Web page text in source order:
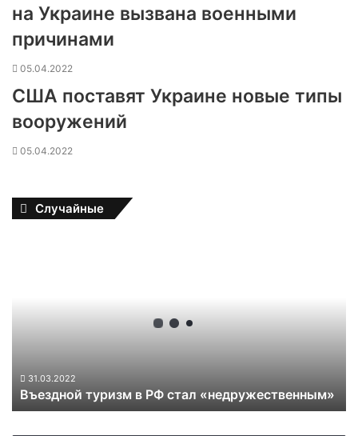
на Украине вызвана военными
причинами
05.04.2022
США поставят Украине новые типы
вооружений
05.04.2022
Случайные
р
31.03.2022
Въездной туризм в РФ стал «недружественным»